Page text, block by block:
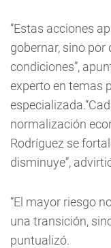
“Estas acciones
gobernar, sino por
condiciones”,
experto en temas
normalización
Rodríguez se
disminuye”,
“El mayor riesgo
una transición,
puntualizó.